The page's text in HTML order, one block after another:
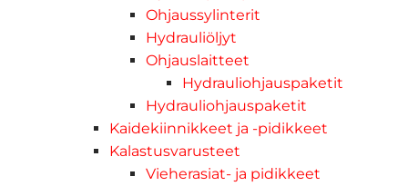
Ohjaussylinterit
Hydrauliöljyt
Ohjauslaitteet
Hydrauliohjauspaketit
Hydrauliohjauspaketit
Kaidekiinnikkeet ja -pidikkeet
Kalastusvarusteet
Vieherasiat- ja pidikkeet